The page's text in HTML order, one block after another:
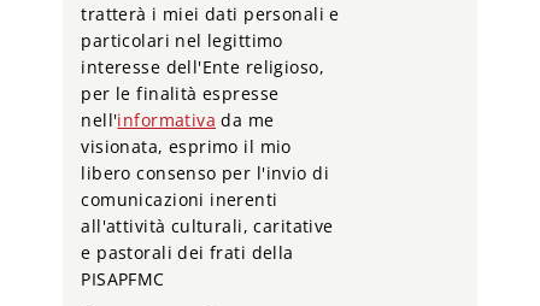
tratterà i miei dati personali e
particolari nel legittimo
interesse dell'Ente religioso,
per le finalità espresse
nell'informativa da me
visionata, esprimo il mio
libero consenso per l'invio di
comunicazioni inerenti
all'attività culturali, caritative
e pastorali dei frati della
PISAPFMC